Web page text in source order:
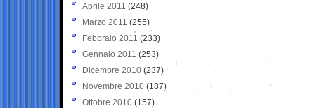
Aprile 2011 (248)
Marzo 2011 (255)
Febbraio 2011 (233)
Gennaio 2011 (253)
Dicembre 2010 (237)
Novembre 2010 (187)
Ottobre 2010 (157)